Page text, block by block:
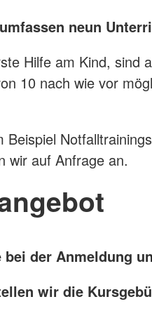
neun
Hilfe am Kind, sind
10 nach wie vor
Beispiel
wir auf Anfrage an.
der Anmeldung
wir die